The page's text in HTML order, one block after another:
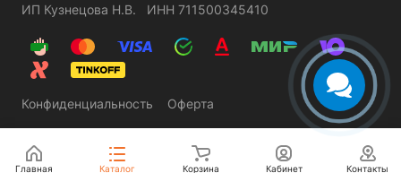
ИП Кузнецова Н.В. ИНН 711500345410
Конфиденциальность Оферта
Главная Каталог Корзина Кабинет Контакты